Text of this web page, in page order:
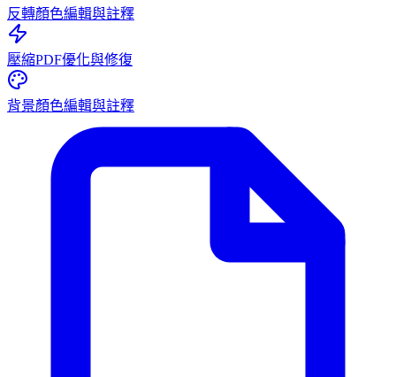
反轉顏色編輯與註釋
壓縮PDF優化與修復
背景顏色編輯與註釋